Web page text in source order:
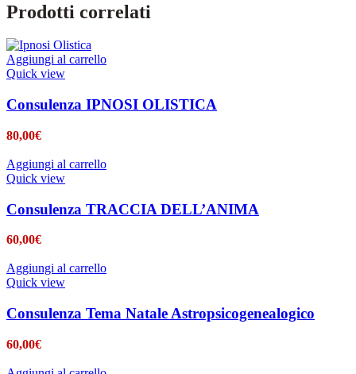
Prodotti correlati
Aggiungi al carrello
Quick view
Consulenza IPNOSI OLISTICA
80,00€
Aggiungi al carrello
Quick view
Consulenza TRACCIA DELL’ANIMA
60,00€
Aggiungi al carrello
Quick view
Consulenza Tema Natale Astropsicogenealogico
60,00€